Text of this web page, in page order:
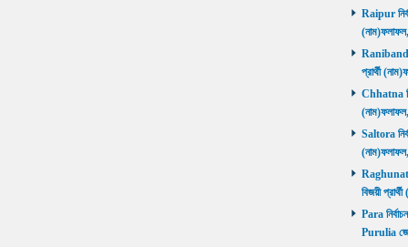
Raipur
Ranibandh
প্রার্থী
Chhatna
Saltora
বিজয়ী
Para
Purulia